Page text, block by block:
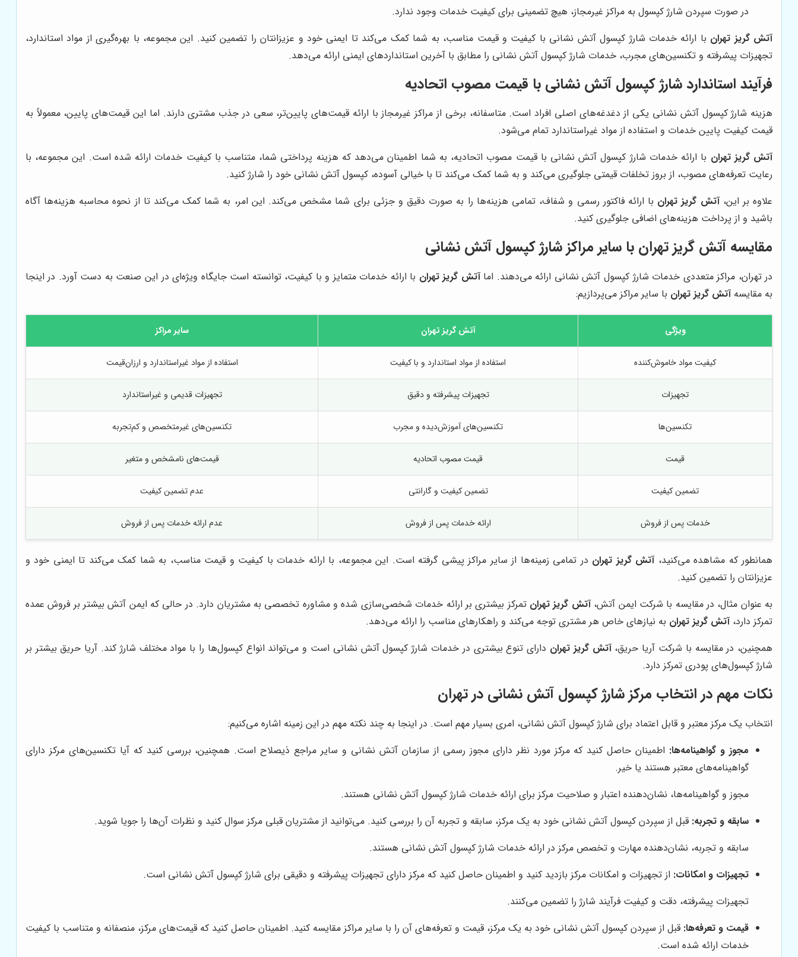
در صورت سپردن شارژ کپسول به مراکز غیرمجاز، هیچ تضمینی برای کیفیت خدمات وجود ندارد.
آتش گریز تهران با ارائه خدمات شارژ کپسول آتش نشانی با کیفیت و قیمت مناسب، به شما کمک می‌کند تا ایمنی خود و عزیزانتان را تضمین کنید. این مجموعه، با بهره‌گیری از مواد استاندارد،
تجهیزات پیشرفته و تکنسین‌های مجرب، خدمات شارژ کپسول آتش نشانی را مطابق با آخرین استانداردهای ایمنی ارائه می‌دهد.
فرآیند استاندارد شارژ کپسول آتش نشانی با قیمت مصوب اتحادیه
هزینه شارژ کپسول آتش نشانی یکی از دغدغه‌های اصلی افراد است. متاسفانه، برخی از مراکز غیرمجاز با ارائه قیمت‌های پایین‌تر، سعی در جذب مشتری دارند. اما این قیمت‌های پایین، معمولاً به
قیمت کیفیت پایین خدمات و استفاده از مواد غیراستاندارد تمام می‌شود.
آتش گریز تهران با ارائه خدمات شارژ کپسول آتش نشانی با قیمت مصوب اتحادیه، به شما اطمینان می‌دهد که هزینه پرداختی شما، متناسب با کیفیت خدمات ارائه شده است. این مجموعه، با
رعایت تعرفه‌های مصوب، از بروز تخلفات قیمتی جلوگیری می‌کند و به شما کمک می‌کند تا با خیالی آسوده، کپسول آتش نشانی خود را شارژ کنید.
علاوه بر این،آتش گریز تهران با ارائه فاکتور رسمی و شفاف، تمامی هزینه‌ها را به صورت دقیق و جزئی برای شما مشخص می‌کند. این امر، به شما کمک می‌کند تا از نحوه محاسبه هزینه‌ها آگاه
باشید و از پرداخت هزینه‌های اضافی جلوگیری کنید.
مقایسه آتش گریز تهران با سایر مراکز شارژ کپسول آتش نشانی
در تهران، مراکز متعددی خدمات شارژ کپسول آتش نشانی ارائه می‌دهند. اماآتش گریز تهران با ارائه خدمات متمایز و با کیفیت، توانسته است جایگاه ویژه‌ای در این صنعت به دست آورد. در اینجا
به مقایسهآتش گریز تهران با سایر مراکز می‌پردازیم:
ویژگی آتش گریز تهران سایر مراکز
کیفیت مواد خاموش‌کننده استفاده از مواد استاندارد و با کیفیت استفاده از مواد غیراستاندارد و ارزان‌قیمت
تجهیزات تجهیزات پیشرفته و دقیق تجهیزات قدیمی و غیراستاندارد
تکنسین‌ها تکنسین‌های آموزش‌دیده و مجرب تکنسین‌های غیرمتخصص و کم‌تجربه
قیمت قیمت مصوب اتحادیه قیمت‌های نامشخص و متغیر
تضمین کیفیت تضمین کیفیت و گارانتی عدم تضمین کیفیت
خدمات پس از فروش ارائه خدمات پس از فروش عدم ارائه خدمات پس از فروش
همانطور که مشاهده می‌کنید،آتش گریز تهران در تمامی زمینه‌ها از سایر مراکز پیشی گرفته است. این مجموعه، با ارائه خدمات با کیفیت و قیمت مناسب، به شما کمک می‌کند تا ایمنی خود و
عزیزانتان را تضمین کنید.
به عنوان مثال، در مقایسه با شرکت ایمن آتش،آتش گریز تهران تمرکز بیشتری بر ارائه خدمات شخصی‌سازی شده و مشاوره تخصصی به مشتریان دارد. در حالی که ایمن آتش بیشتر بر فروش عمده
تمرکز دارد،آتش گریز تهران به نیازهای خاص هر مشتری توجه می‌کند و راهکارهای مناسب را ارائه می‌دهد.
همچنین، در مقایسه با شرکت آریا حریق،آتش گریز تهران دارای تنوع بیشتری در خدمات شارژ کپسول آتش نشانی است و می‌تواند انواع کپسول‌ها را با مواد مختلف شارژ کند. آریا حریق بیشتر بر
شارژ کپسول‌های پودری تمرکز دارد.
نکات مهم در انتخاب مرکز شارژ کپسول آتش نشانی در تهران
انتخاب یک مرکز معتبر و قابل اعتماد برای شارژ کپسول آتش نشانی، امری بسیار مهم است. در اینجا به چند نکته مهم در این زمینه اشاره می‌کنیم:
مجوز و گواهینامه‌ها: اطمینان حاصل کنید که مرکز مورد نظر دارای مجوز رسمی از سازمان آتش نشانی و سایر مراجع ذیصلاح است. همچنین، بررسی کنید که آیا تکنسین‌های مرکز دارای
گواهینامه‌های معتبر هستند یا خیر.
مجوز و گواهینامه‌ها، نشان‌دهنده اعتبار و صلاحیت مرکز برای ارائه خدمات شارژ کپسول آتش نشانی هستند.
سابقه و تجربه: قبل از سپردن کپسول آتش نشانی خود به یک مرکز، سابقه و تجربه آن را بررسی کنید. می‌توانید از مشتریان قبلی مرکز سوال کنید و نظرات آن‌ها را جویا شوید.
سابقه و تجربه، نشان‌دهنده مهارت و تخصص مرکز در ارائه خدمات شارژ کپسول آتش نشانی هستند.
تجهیزات و امکانات: از تجهیزات و امکانات مرکز بازدید کنید و اطمینان حاصل کنید که مرکز دارای تجهیزات پیشرفته و دقیقی برای شارژ کپسول آتش نشانی است.
تجهیزات پیشرفته، دقت و کیفیت فرآیند شارژ را تضمین می‌کنند.
قیمت و تعرفه‌ها: قبل از سپردن کپسول آتش نشانی خود به یک مرکز، قیمت و تعرفه‌های آن را با سایر مراکز مقایسه کنید. اطمینان حاصل کنید که قیمت‌های مرکز، منصفانه و متناسب با کیفیت
خدمات ارائه شده است.